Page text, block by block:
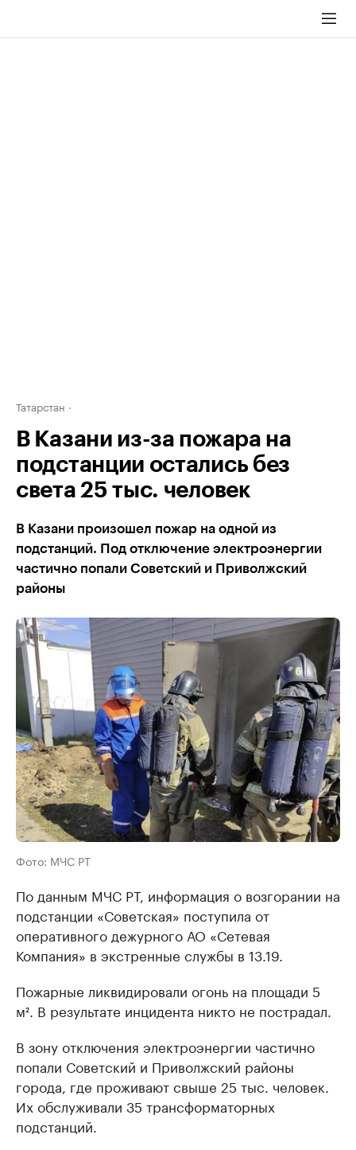
Татарстан
В Казани из-за пожара на
подстанции остались без
света 25 тыс. человек
В Казани произошел пожар на одной из
подстанций. Под отключение электроэнергии
частично попали Советский и Приволжский
районы
Фото: МЧС РТ
По данным МЧС РТ, информация о возгорании на
подстанции «Советская» поступила от
оперативного дежурного АО «Сетевая
Компания» в экстренные службы в 13.19.
Пожарные ликвидировали огонь на площади 5
м². В результате инцидента никто не пострадал.
В зону отключения электроэнергии частично
попали Советский и Приволжский районы
города, где проживают свыше 25 тыс. человек.
Их обслуживали 35 трансформаторных
подстанций.